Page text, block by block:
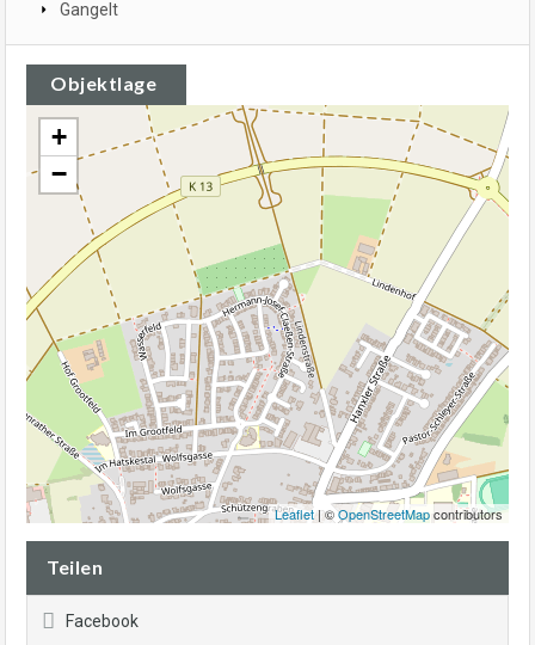
Gangelt
Objektlage
+
−
Leaflet| ©OpenStreetMapcontributors
Teilen
Facebook